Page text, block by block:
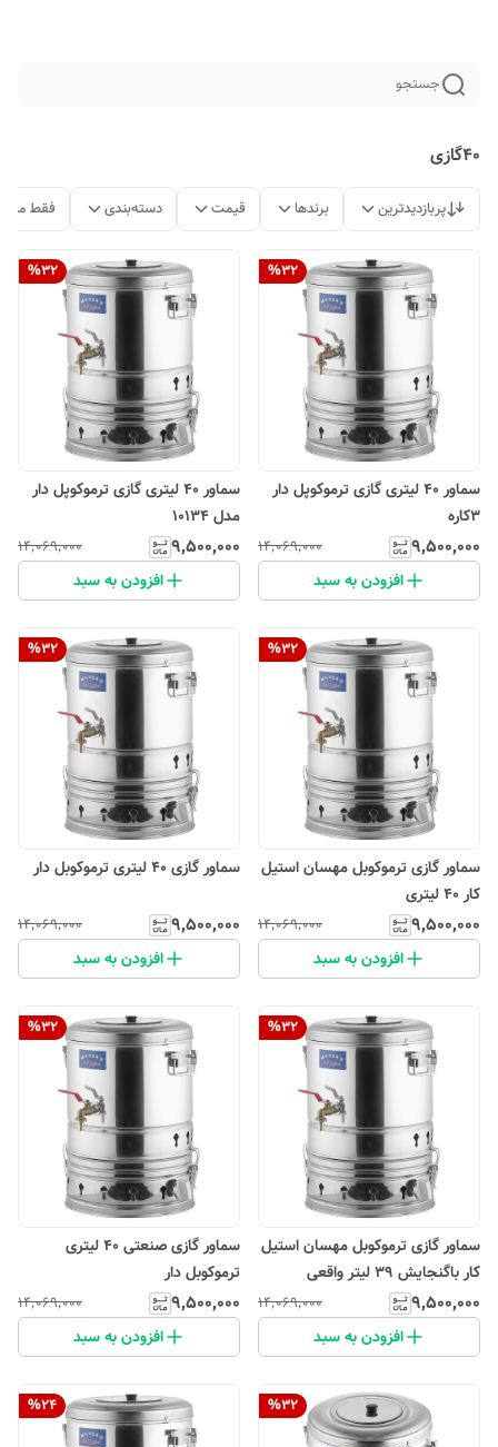
جستجو
40گازی
پربازدیدترین برندها قیمت دسته‌بندی فقط
%32
سماور 40 لیتری گازی ترموکوپل دار
3کاره
۹٬۵۰۰٬۰۰۰ ۱۴٬۰۶۹٬۰۰۰
افزودن به سبد
%32
سماور 40 لیتری گازی ترموکوپل دار
مدل 10134
۹٬۵۰۰٬۰۰۰ ۱۴٬۰۶۹٬۰۰۰
افزودن به سبد
%32
سماور گازی ترموکوبل مهسان استیل
کار 40 لیتری
۹٬۵۰۰٬۰۰۰ ۱۴٬۰۶۹٬۰۰۰
افزودن به سبد
%32
سماور گازی ۴۰ لیتری ترموکوبل دار
۹٬۵۰۰٬۰۰۰ ۱۴٬۰۶۹٬۰۰۰
افزودن به سبد
%32
سماور گازی ترموکوبل مهسان استیل
کار باگنجایش 39 لیتر واقعی
۹٬۵۰۰٬۰۰۰ ۱۴٬۰۶۹٬۰۰۰
افزودن به سبد
%32
سماور گازی صنعتی 40 لیتری
ترموکوبل دار
۹٬۵۰۰٬۰۰۰ ۱۴٬۰۶۹٬۰۰۰
افزودن به سبد
%32
%24